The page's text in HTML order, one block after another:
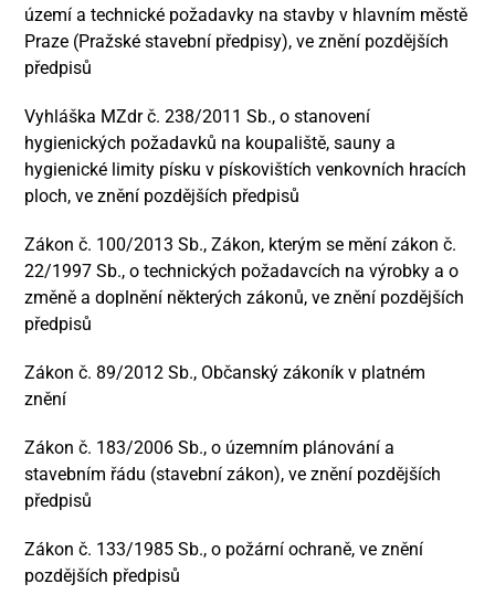
území a technické požadavky na stavby v hlavním městě
Praze (Pražské stavební předpisy), ve znění pozdějších
předpisů
Vyhláška MZdr č. 238/2011 Sb., o stanovení
hygienických požadavků na koupaliště, sauny a
hygienické limity písku v pískovištích venkovních hracích
ploch, ve znění pozdějších předpisů
Zákon č. 100/2013 Sb., Zákon, kterým se mění zákon č.
22/1997 Sb., o technických požadavcích na výrobky a o
změně a doplnění některých zákonů, ve znění pozdějších
předpisů
Zákon č. 89/2012 Sb., Občanský zákoník v platném
znění
Zákon č. 183/2006 Sb., o územním plánování a
stavebním řádu (stavební zákon), ve znění pozdějších
předpisů
Zákon č. 133/1985 Sb., o požární ochraně, ve znění
pozdějších předpisů